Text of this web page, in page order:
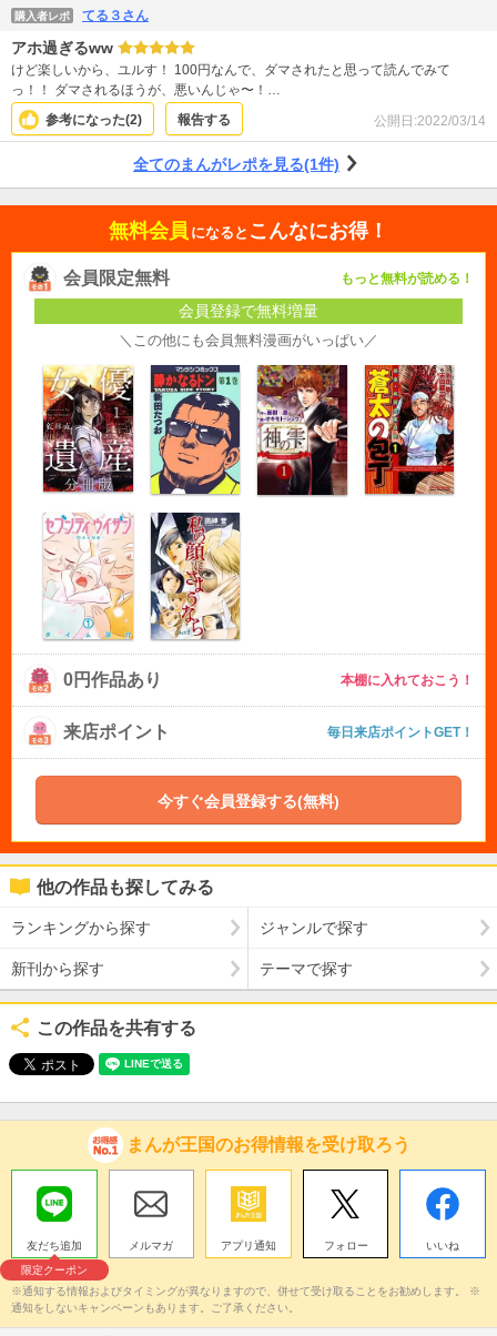
購入者レポ てる３さん
アホ過ぎるww
けど楽しいから、ユルす！ 100円なんで、ダマされたと思って読んでみて
っ！！ ダマされるほうが、悪いんじゃ〜！…
参考になった(2) 報告する 公開日:2022/03/14
全てのまんがレポを見る(1件)
無料会員 になると こんなにお得！
会員限定無料 もっと無料が読める！
会員登録で無料増量
＼この他にも会員無料漫画がいっぱい／
0円作品あり 本棚に入れておこう！
来店ポイント 毎日来店ポイントGET！
今すぐ会員登録する(無料)
他の作品も探してみる
ランキングから探す ジャンルで探す
新刊から探す テーマで探す
この作品を共有する
まんが王国のお得情報を受け取ろう
友だち追加
限定クーポン
メルマガ アプリ通知 フォロー いいね
※通知する情報およびタイミングが異なりますので、併せて受け取ることをお勧めします。 ※
通知をしないキャンペーンもあります。ご了承ください。